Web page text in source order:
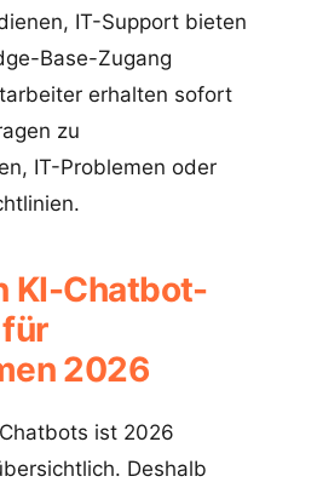
IT-Support bieten
Base-Zugang
erhalten sofort
zu
IT-Problemen oder
KI-Chatbot-
2026
ist 2026
Deshalb